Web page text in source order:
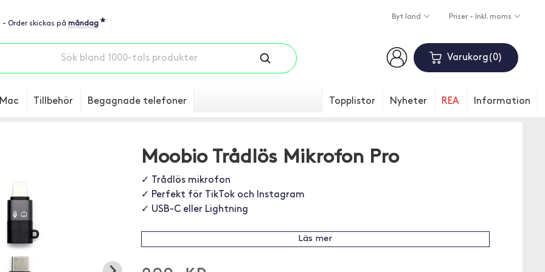
- Order skickas på måndag *
Byt land Priser - Inkl. moms
Varukorg 0
Mac Tillbehör Begagnade telefoner Topplistor Nyheter REA Information
Moobio Trådlös Mikrofon Pro
✓ Trådlös mikrofon
✓ Perfekt för TikTok och Instagram
✓ USB-C eller Lightning
Läs mer